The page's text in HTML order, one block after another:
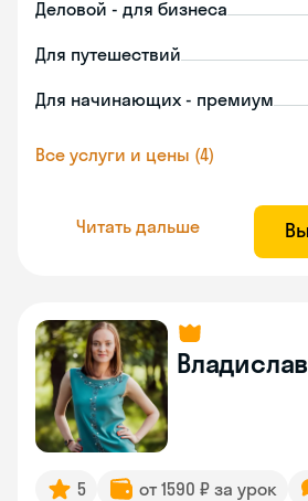
Деловой - для бизнеса
Для путешествий
Для начинающих - премиум
Все услуги и цены (4)
Читать дальше
5 от 1590 ₽ за урок